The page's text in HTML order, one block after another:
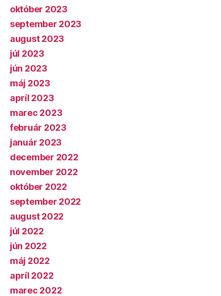
október 2023
september 2023
august 2023
júl 2023
jún 2023
máj 2023
apríl 2023
marec 2023
február 2023
január 2023
december 2022
november 2022
október 2022
september 2022
august 2022
júl 2022
jún 2022
máj 2022
apríl 2022
marec 2022